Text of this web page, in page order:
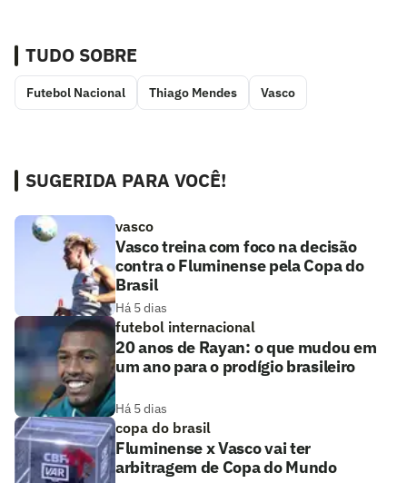
TUDO SOBRE
Futebol Nacional Thiago Mendes Vasco
SUGERIDA PARA VOCÊ!
vasco
Vasco treina com foco na decisão
contra o Fluminense pela Copa do
Brasil
Há 5 dias
futebol internacional
20 anos de Rayan: o que mudou em
um ano para o prodígio brasileiro
Há 5 dias
copa do brasil
Fluminense x Vasco vai ter
arbitragem de Copa do Mundo